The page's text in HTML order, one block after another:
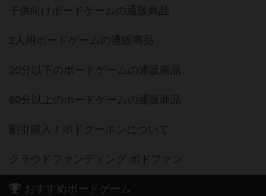
子供向けボードゲームの通販商品
2人用ボードゲームの通販商品
20分以下のボードゲームの通販商品
60分以上のボードゲームの通販商品
割引購入！ボドクーポンについて
クラウドファンディング ボドファン
おすすめボードゲーム